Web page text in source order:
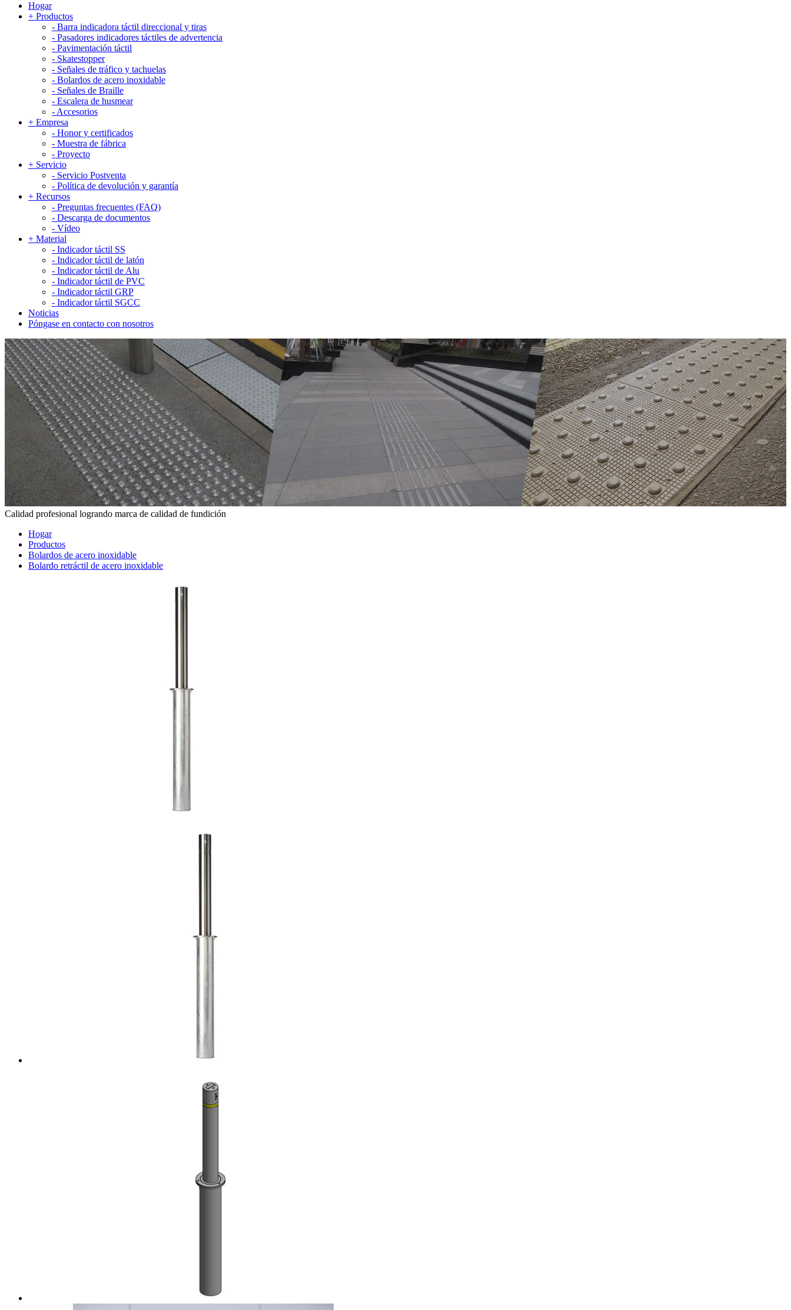
Hogar
+ Productos
- Barra indicadora táctil direccional y tiras
- Pasadores indicadores táctiles de advertencia
- Pavimentación táctil
- Skatestopper
- Señales de tráfico y tachuelas
- Bolardos de acero inoxidable
- Señales de Braille
- Escalera de husmear
- Accesorios
+ Empresa
- Honor y certificados
- Muestra de fábrica
- Proyecto
+ Servicio
- Servicio Postventa
- Política de devolución y garantía
+ Recursos
- Preguntas frecuentes (FAQ)
- Descarga de documentos
- Vídeo
+ Material
- Indicador táctil SS
- Indicador táctil de latón
- Indicador táctil de Alu
- Indicador táctil de PVC
- Indicador táctil GRP
- Indicador táctil SGCC
Noticias
Póngase en contacto con nosotros
Calidad profesional logrando marca de calidad de fundición
Hogar
Productos
Bolardos de acero inoxidable
Bolardo retráctil de acero inoxidable